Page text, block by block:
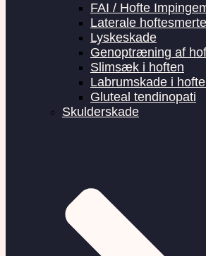
FAI / Hofte
Laterale
Lyskeskade
Genoptræning af
Slimsæk i hoften
Labrumskade i
Gluteal tendinopati
Skulderskade